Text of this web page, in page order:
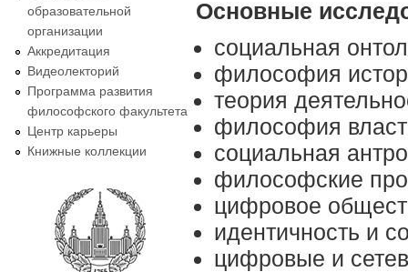
образовательной
организации
Аккредитация
Видеолекторий
Программа развития
философского факультета
Центр карьеры
Книжные коллекции
Основные
социальная
философия
теория
философия
социальная
философские
цифровое
идентичность и
цифровые и